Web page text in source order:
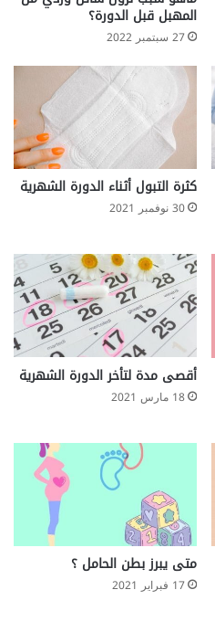
المهبل قبل الدورة؟
27 سبتمبر 2022
كثرة التبول أثناء الدورة الشهرية
30 نوفمبر 2021
أقصى مدة لتأخر الدورة الشهرية
18 مارس 2021
متى يبرز بطن الحامل ؟
17 فبراير 2021